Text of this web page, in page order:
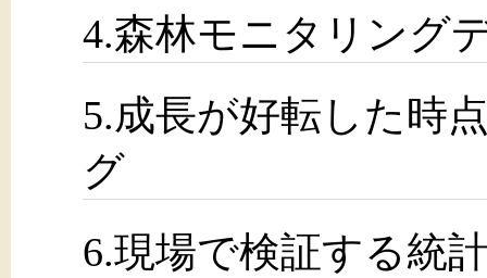
4.森林モニタリング
5.成長が好転した時
グ
6.現場で検証する統